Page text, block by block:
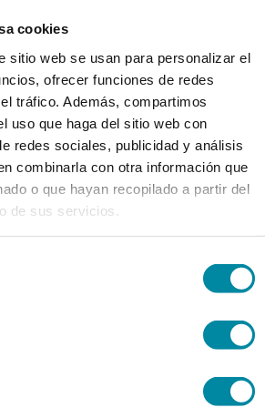
cookies
sitio web se usan para personalizar el
ofrecer funciones de redes
tráfico. Además, compartimos
uso que haga del sitio web con
redes sociales, publicidad y análisis
combinarla con otra información que
o que hayan recopilado a partir del
de sus servicios.
FLUJO